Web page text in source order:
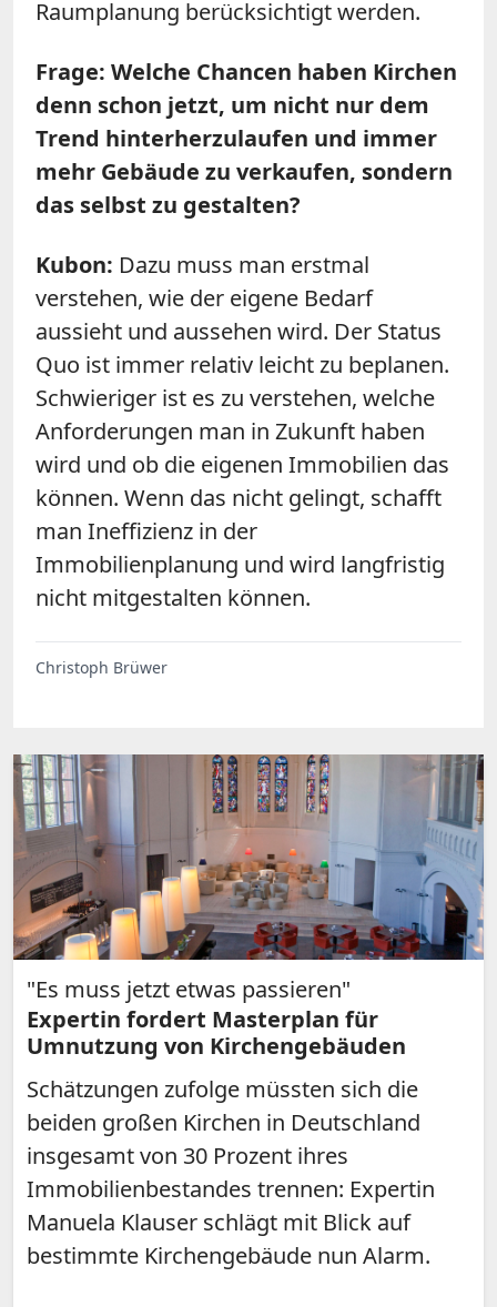
Raumplanung berücksichtigt werden.
Frage: Welche Chancen haben Kirchen
denn schon jetzt, um nicht nur dem
Trend hinterherzulaufen und immer
mehr Gebäude zu verkaufen, sondern
das selbst zu gestalten?
Kubon: Dazu muss man erstmal
verstehen, wie der eigene Bedarf
aussieht und aussehen wird. Der Status
Quo ist immer relativ leicht zu beplanen.
Schwieriger ist es zu verstehen, welche
Anforderungen man in Zukunft haben
wird und ob die eigenen Immobilien das
können. Wenn das nicht gelingt, schafft
man Ineffizienz in der
Immobilienplanung und wird langfristig
nicht mitgestalten können.
Christoph Brüwer
"Es muss jetzt etwas passieren"
Expertin fordert Masterplan für
Umnutzung von Kirchengebäuden
Schätzungen zufolge müssten sich die
beiden großen Kirchen in Deutschland
insgesamt von 30 Prozent ihres
Immobilienbestandes trennen: Expertin
Manuela Klauser schlägt mit Blick auf
bestimmte Kirchengebäude nun Alarm.